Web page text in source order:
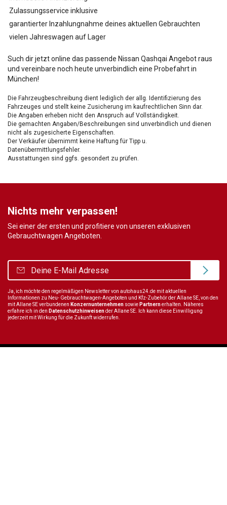
Zulassungsservice inklusive
garantierter Inzahlungnahme deines aktuellen Gebrauchten
vielen Jahreswagen auf Lager
Such dir jetzt online das passende Nissan Qashqai Angebot raus
und vereinbare noch heute unverbindlich eine Probefahrt in
München!
Die Fahrzeugbeschreibung dient lediglich der allg. Identifizierung des
Fahrzeuges und stellt keine Zusicherung im kaufrechtlichen Sinn dar.
Die Angaben erheben nicht den Anspruch auf Vollständigkeit.
Die gemachten Angaben/Beschreibungen sind unverbindlich und dienen
nicht als zugesicherte Eigenschaften.
Der Verkäufer übernimmt keine Haftung für Tipp u.
Datenübermittlungsfehler.
Ausstattungen sind ggfs. gesondert zu prüfen.
Nichts mehr verpassen!
Sei einer der ersten und profitiere von unseren exklusiven
Gebrauchtwagen Angeboten.
Ja, ich möchte den regelmäßigen Newsletter von autohaus24.de mit aktuellen
Informationen zu Neu- Gebrauchtwagen-Angeboten und Kfz-Zubehör der Allane SE, von den
mit Allane SE verbundenen Konzernunternehmen sowie Partnernerhalten. Näheres
erfahre ich in den Datenschutzhinweisender Allane SE. Ich kann diese Einwilligung
jederzeit mit Wirkung für die Zukunft widerrufen.